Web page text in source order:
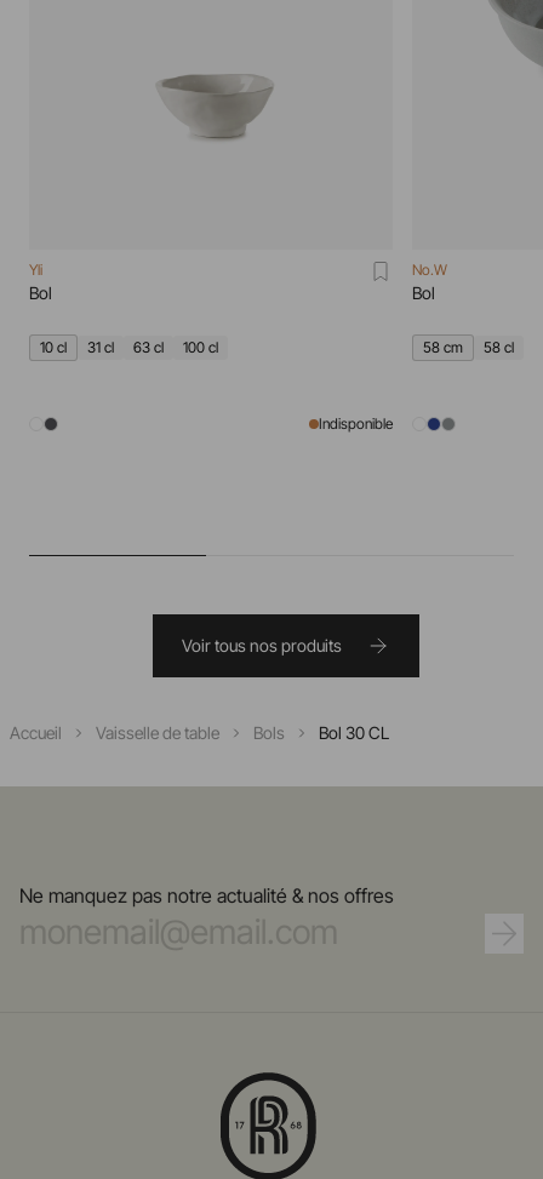
Yli
Bol
10 cl 31 cl 63 cl 100 cl
Indisponible
No.W
Bol
58 cm 58 cl
Voir tous nos produits
Accueil Vaisselle de table Bols Bol 30 CL
Ne manquez pas notre actualité & nos offres